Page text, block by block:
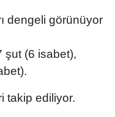
dengeli görünüyor
şut (6 isabet),
takip ediliyor.